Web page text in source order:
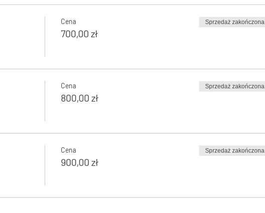
Cena
700,00 zł
Sprzedaż zakończona
Cena
800,00 zł
Sprzedaż zakończona
Cena
900,00 zł
Sprzedaż zakończona